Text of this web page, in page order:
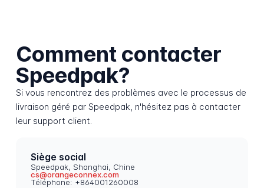
Comment contacter
Speedpak?
Si vous rencontrez des problèmes avec le processus de
livraison géré par Speedpak, n'hésitez pas à contacter
leur support client.
Siège social
Speedpak, Shanghai, Chine
cs@orangeconnex.com
Téléphone: +864001260008